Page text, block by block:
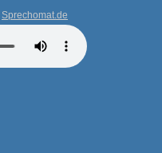
Sprechomat.de